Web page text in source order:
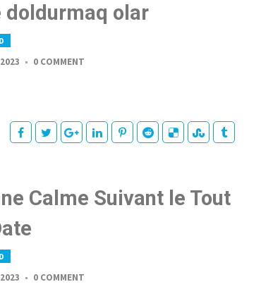
doldurmaq olar
0 COMMENT
Calme Suivant le Tout
0 COMMENT